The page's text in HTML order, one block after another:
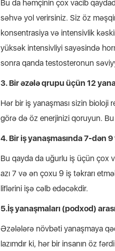
Bu da həmçinin çox vacib
səhvə yol verirsiniz. Siz öz
konsentrasiya və intensivlik
yüksək intensivliyi sayəsində
sonra qanda testosteronun
3. Bir əzələ qrupu üçün 12
Hər bir iş yanaşması sizin bioloji
görə də öz enerjinizi qoruyun.
4. Bir iş yanaşmasında 7-dən
Bu qayda da uğurlu iş üçün çox
azı 7 və ən çoxu 9 iş təkrarı
liflərini işə cəlb edəcəkdir.
5.İş yanaşmaları (podxod)
Əzələlərə növbəti yanaşmaya
lazımdır ki, hər bir insanın öz